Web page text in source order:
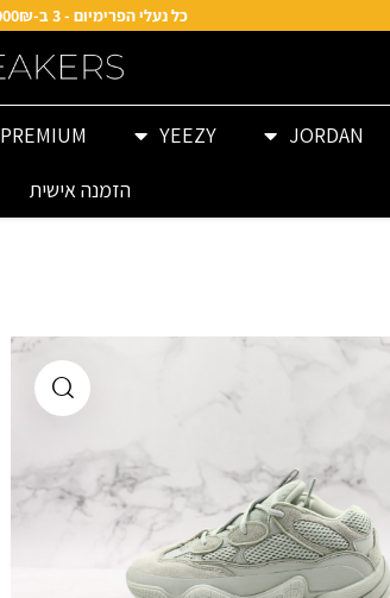
כל נעלי הפרימיום - 3 ב-2000₪ · נייק ואדידס - 3 ב-1200₪
JORDAN
YEEZY
PREMIUM
הזמנה אישית